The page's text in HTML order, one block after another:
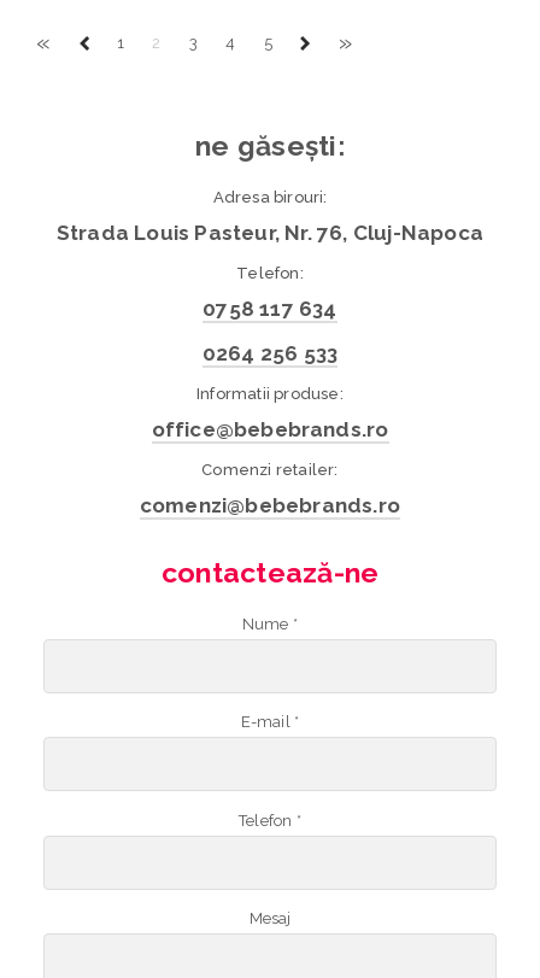
« 1 2 3 4 5 »
ne găsești:
Adresa birouri:
Strada Louis Pasteur, Nr. 76, Cluj-Napoca
Telefon:
0758 117 634
0264 256 533
Informatii produse:
office@bebebrands.ro
Comenzi retailer:
comenzi@bebebrands.ro
contactează-ne
Nume *
E-mail *
Telefon *
Mesaj